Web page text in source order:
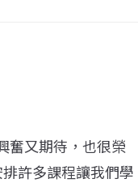
奮又期待，也很榮
許多課程讓我們學